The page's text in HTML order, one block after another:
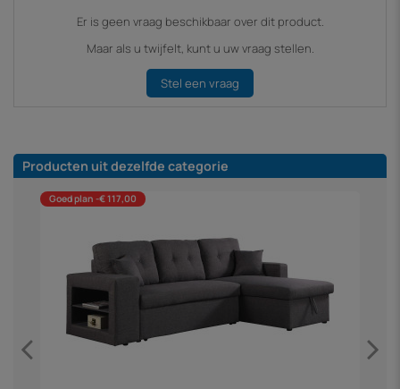
Er is geen vraag beschikbaar over dit product.
Maar als u twijfelt, kunt u uw vraag stellen.
Stel een vraag
Producten uit dezelfde categorie
Goed plan -€ 117,00